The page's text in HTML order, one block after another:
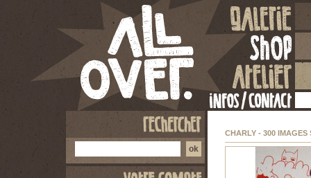
CHARLY - 300 IMAGES